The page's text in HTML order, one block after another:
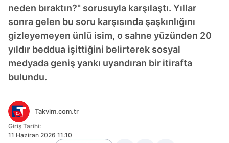
neden bıraktın?" sorusuyla karşılaştı. Yıllar
sonra gelen bu soru karşısında şaşkınlığını
gizleyemeyen ünlü isim, o sahne yüzünden 20
yıldır beddua işittiğini belirterek sosyal
medyada geniş yankı uyandıran bir itirafta
bulundu.
Takvim.com.tr
Giriş Tarihi:
11 Haziran 2026 11:10